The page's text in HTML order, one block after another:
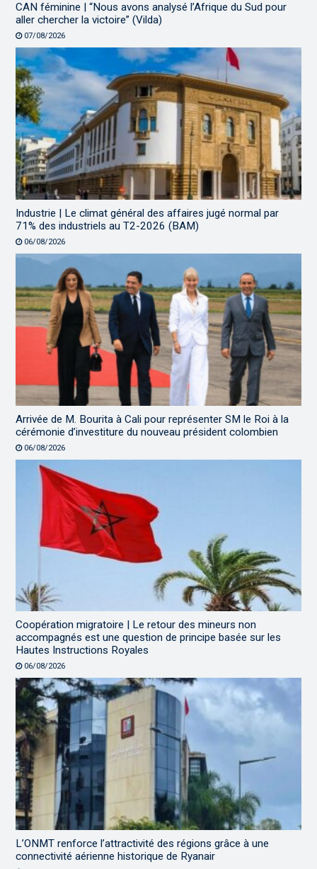
CAN féminine | “Nous avons analysé l’Afrique du Sud pour
aller chercher la victoire” (Vilda)
07/08/2026
Industrie | Le climat général des affaires jugé normal par
71% des industriels au T2-2026 (BAM)
06/08/2026
Arrivée de M. Bourita à Cali pour représenter SM le Roi à la
cérémonie d’investiture du nouveau président colombien
06/08/2026
Coopération migratoire | Le retour des mineurs non
accompagnés est une question de principe basée sur les
Hautes Instructions Royales
06/08/2026
L’ONMT renforce l’attractivité des régions grâce à une
connectivité aérienne historique de Ryanair